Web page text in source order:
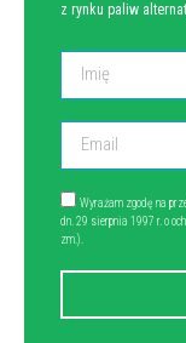
z rynku paliw
Wyrażam zgodę na
dn. 29 sierpnia 1997 r. o
zm.).